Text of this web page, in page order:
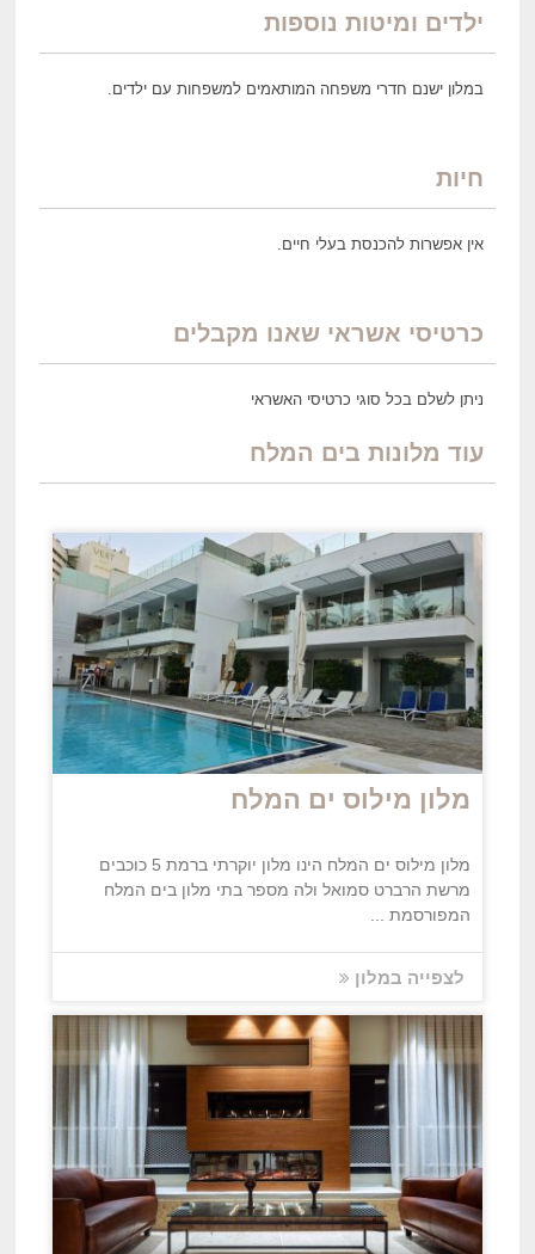
ילדים ומיטות נוספות
במלון ישנם חדרי משפחה המותאמים למשפחות עם ילדים.
חיות
אין אפשרות להכנסת בעלי חיים.
כרטיסי אשראי שאנו מקבלים
ניתן לשלם בכל סוגי כרטיסי האשראי
עוד מלונות בים המלח
מלון מילוס ים המלח
מלון מילוס ים המלח הינו מלון יוקרתי ברמת 5 כוכבים
מרשת הרברט סמואל ולה מספר בתי מלון בים המלח
המפורסמת ...
לצפייה במלון